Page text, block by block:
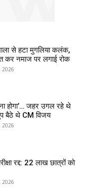
से हटा मुगलिया कलंक,
कर नमाज पर लगाई रोक
2026
होगा’… जहर उगल रहे थे
बैठे थे CM विजय
2026
रद्द: 22 लाख छात्रों को
2026